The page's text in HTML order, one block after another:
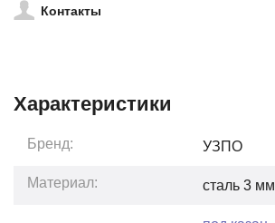
Контакты
Характеристики
Бренд: УЗПО
Материал: сталь 3 мм